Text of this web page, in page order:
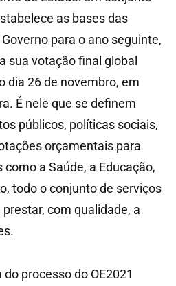
as bases das
para o ano seguinte,
sua votação final global
dia 26 de novembro, em
É nele que se definem
públicos, políticas sociais,
orçamentais para
a Saúde, a Educação,
todo o conjunto de serviços
com qualidade, a
processo do OE2021